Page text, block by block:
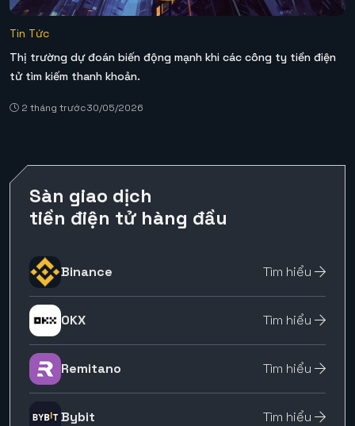
Tin Tức
Thị trường dự đoán biến động mạnh khi các công ty tiền điện
tử tìm kiếm thanh khoản.
2 tháng trước30/05/2026
Sàn giao dịch
tiền điện tử hàng đầu
Binance Tìm hiểu
OKX Tìm hiểu
Remitano Tìm hiểu
Bybit Tìm hiểu